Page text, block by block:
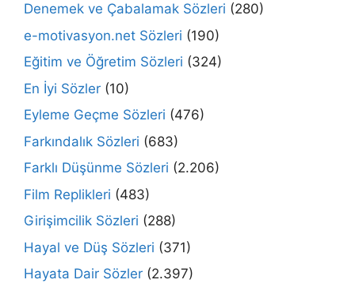
Denemek ve Çabalamak Sözleri (280)
e-motivasyon.net Sözleri (190)
Eğitim ve Öğretim Sözleri (324)
En İyi Sözler (10)
Eyleme Geçme Sözleri (476)
Farkındalık Sözleri (683)
Farklı Düşünme Sözleri (2.206)
Film Replikleri (483)
Girişimcilik Sözleri (288)
Hayal ve Düş Sözleri (371)
Hayata Dair Sözler (2.397)